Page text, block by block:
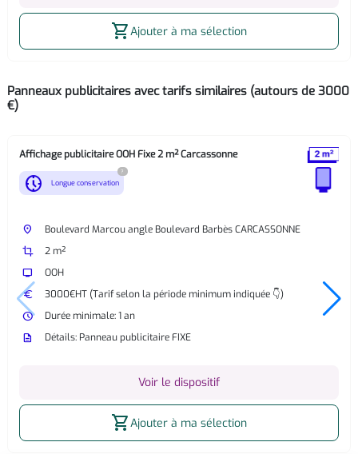
shopping_cartAjouter à ma sélection
Panneaux publicitaires avec tarifs similaires (autours de 3000
€)
Affichage publicitaire OOH Fixe 2 m² Carcassonne
nest_clock_farsight_analog Longue conservation
?
place
Boulevard Marcou angle Boulevard Barbès CARCASSONNE
crop
2 m²
tv
OOH
euro
3000€HT (Tarif selon la période minimum indiquée 👇)
watch_later
Durée minimale: 1 an
description
Détails: Panneau publicitaire FIXE
Voir le dispositif
shopping_cartAjouter à ma sélection